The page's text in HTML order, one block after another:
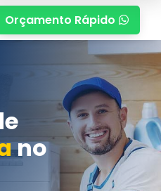
Orçamento Rápido 
no